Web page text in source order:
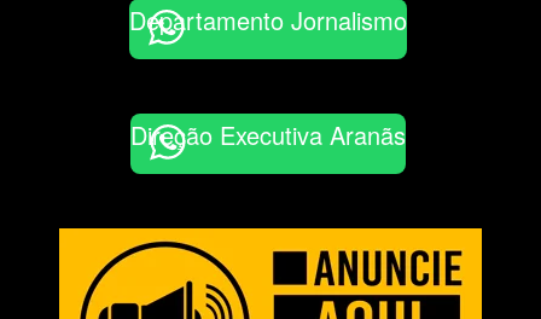
Departamento Jornalismo
Direção Executiva Aranãs